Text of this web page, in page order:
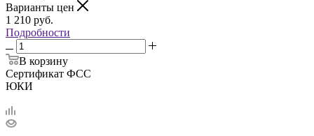
Варианты цен
1 210 руб.
Подробности
В корзину
Сертификат ФСС
ЮКИ